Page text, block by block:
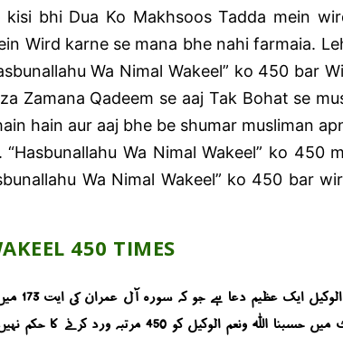
bhi Dua Ko Makhsoos Tadda mein
Wird karne se mana bhe nahi farmaia.
Wa Nimal Wakeel” ko 450 bar
Zamana Qadeem se aaj Tak Bohat se
hain aur aaj bhe be shumar musliman
Wa Nimal Wakeel” ko 450
Wa Nimal Wakeel” ko 450 bar
450 TIMES
یاد رہے کہ حدیث میں حسبنا اللہ